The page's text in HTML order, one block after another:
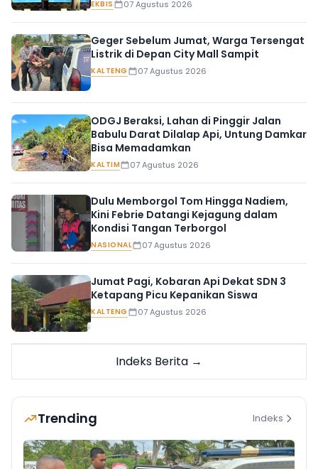
EKBIS 07 Agustus 2026
Geger Sebelum Jumat, Warga Tersengat
Listrik di Depan City Mall Sampit
KALTENG 07 Agustus 2026
ODGJ Beraksi, Lahan di Pinggir Jalan
Babulu Darat Dilalap Api, Untung Damkar
Bisa Memadamkan
KALTIM 07 Agustus 2026
Dulu Memborgol Tom Hingga Nadiem,
Kini Febrie Datangi Kejagung dalam
Kondisi Tangan Terborgol
NASIONAL 07 Agustus 2026
Jumat Pagi, Kobaran Api Dekat SDN 3
Ketapang Picu Kepanikan Siswa
KALTENG 07 Agustus 2026
Indeks Berita →
Trending Indeks